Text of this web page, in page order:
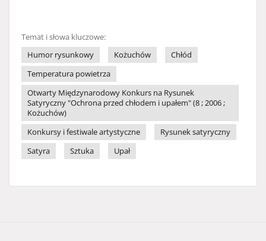
Temat i słowa kluczowe:
Humor rysunkowy
Kożuchów
Chłód
Temperatura powietrza
Otwarty Międzynarodowy Konkurs na Rysunek
Satyryczny "Ochrona przed chłodem i upałem" (8 ; 2006 ;
Kożuchów)
Konkursy i festiwale artystyczne
Rysunek satyryczny
Satyra
Sztuka Upał